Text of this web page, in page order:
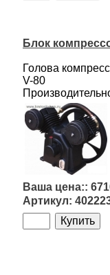
Блок
Голова
V-80